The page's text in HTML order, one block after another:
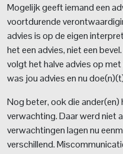
Mogelijk geeft iemand een
voortdurende
advies is op de eigen
het een advies, niet een
volgt het halve advies op
was jou advies en nu
Nog beter, ook die
verwachting. Daar werd niet
verwachtingen lagen nu
verschillend.